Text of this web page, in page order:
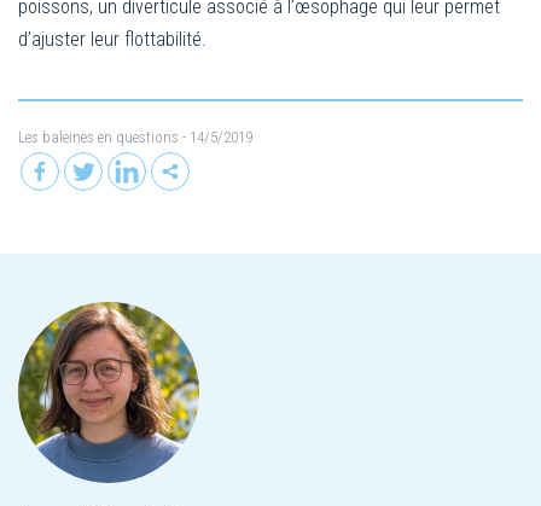
poissons, un diverticule associé à l’œsophage qui leur permet
d’ajuster leur flottabilité.
Les baleines en questions - 14/5/2019